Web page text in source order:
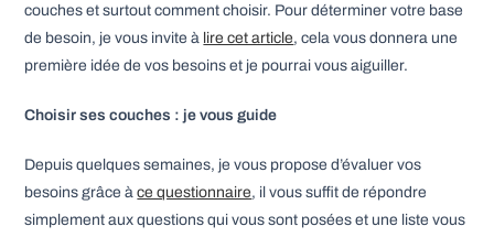
couches et surtout comment choisir. Pour déterminer votre base
de besoin, je vous invite à lire cet article, cela vous donnera une
première idée de vos besoins et je pourrai vous aiguiller.
Choisir ses couches : je vous guide
Depuis quelques semaines, je vous propose d’évaluer vos
besoins grâce àce questionnaire, il vous suffit de répondre
simplement aux questions qui vous sont posées et une liste vous